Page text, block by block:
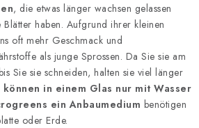
, die etwas länger wachsen gelassen
haben. Aufgrund ihrer kleinen
oft mehr Geschmack und
als junge Sprossen. Da Sie sie am
Sie sie schneiden, halten sie viel länger
können in einem Glas nur mit Wasser
ein Anbaumedium benötigen
oder Erde.